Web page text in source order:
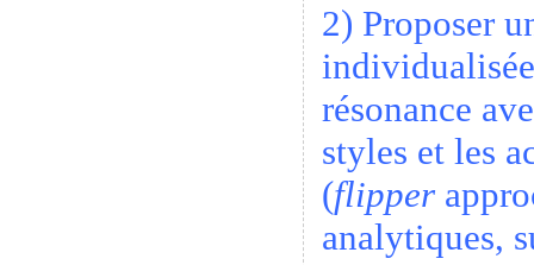
2) Proposer
résonance
styles et les
(flipper
analytiques,